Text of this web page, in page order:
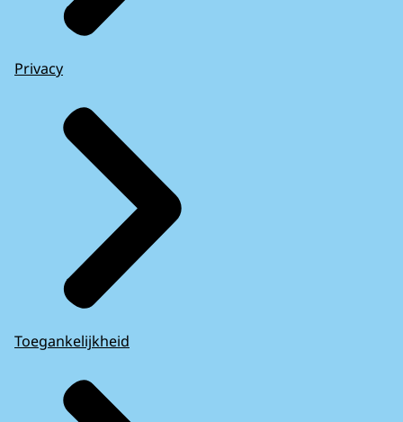
Privacy
Toegankelijkheid